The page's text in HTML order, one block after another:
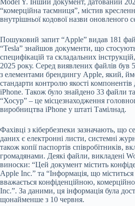
Model Y. Інший документ, датований
“комерційна таємниця”, містив
внутрішньої кодової назви оновленого
Пошуковий запит “Apple” видав 181
“Tesla” знайшов документи, що
специфікацій та складальних
2025 року. Серед виявлених файлів був
з елементами брендингу Apple, який,
стандарти контролю якості
iPhone. Також було знайдено 33 файли
“Хосур” – це місцезнаходження
виробництва iPhone у штаті Тамілнад.
Фахівці з кібербезпеки зазначають, що
даних є електронні листи, системні
також копії паспортів співробітників,
громадянами. Деякі файли, викладені
виноски: “Цей документ містить
Apple Inc.” та “Інформація, що
вважається конфіденційною,
Inc.”. За даними, ця інформація була
щонайменше з 10 червня.